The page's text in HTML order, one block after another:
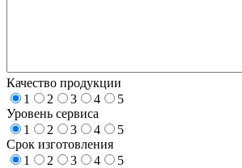
Качество продукции
1
2 3 4
5
Уровень сервиса
1
2 3 4
5
Срок изготовления
1
2 3 4
5